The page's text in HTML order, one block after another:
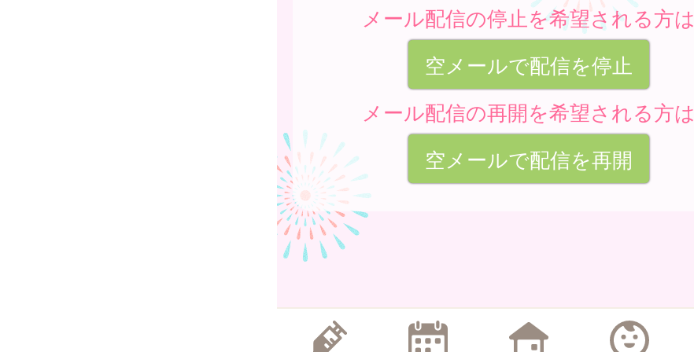
メール配信の停止を希望される方は
空メールで配信を停止
メール配信の再開を希望される方は
空メールで配信を再開